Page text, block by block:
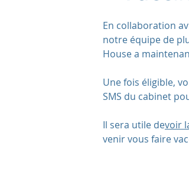
En collaboration
notre équipe de
House a
Une fois éligible,
SMS du cabinet
Il sera utile devoir
venir vous faire